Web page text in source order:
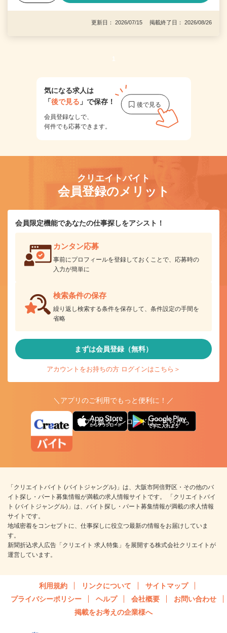
更新日： 2026/07/15 掲載終了日： 2026/08/26
1
気になる求人は
「後で見る 」で保存！
会員登録なしで、
何件でも応募できます。
クリエイトバイト
会員登録のメリット
会員限定機能であなたの仕事探しをアシスト！
カンタン応募
事前にプロフィールを登録しておくことで、応募時の
入力が簡単に
検索条件の保存
繰り返し検索する条件を保存して、条件設定の手間を
省略
まずは会員登録（無料）
アカウントをお持ちの方 ログインはこちら＞
＼アプリのご利用でもっと便利に！／
アプリ版ダウンロードはこちらから
「クリエイトバイト (バイトジャングル)」は、大阪市阿倍野区・その他のバ
イト探し・パート募集情報が満載の求人情報サイトです。 「クリエイトバイ
ト (バイトジャングル)」は、バイト探し・パート募集情報が満載の求人情報
サイトです。
地域密着をコンセプトに、仕事探しに役立つ最新の情報をお届けしていま
す。
新聞折込求人広告「クリエイト 求人特集」を展開する株式会社クリエイトが
運営しています。
利用規約 リンクについて
サイトマップ
プライバシーポリシー
ヘルプ 会社概要
お問い合わせ
掲載をお考えの企業様へ